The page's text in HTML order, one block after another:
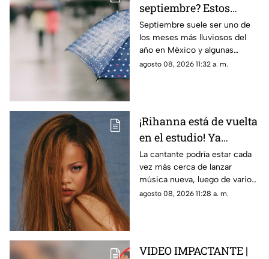
septiembre? Estos
estados de México
podrían recibir más
lluvias
Septiembre suele ser uno de
los meses más lluviosos del
año en México y algunas
regiones del país concentran
agosto 08, 2026 11:32 a. m.
¡Rihanna está de vuelta
en el estudio! Ya
prepara su esperado
nuevo álbum
La cantante podría estar cada
vez más cerca de lanzar
música nueva, luego de varios
años alejada de los discos.
agosto 08, 2026 11:28 a. m.
VIDEO IMPACTANTE |